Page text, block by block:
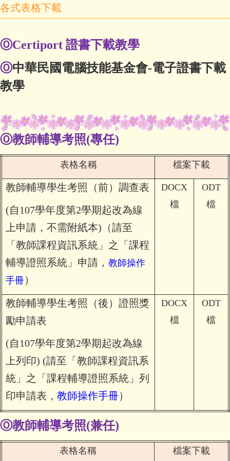
各式表格下載
ⓄCertiport 證書下載教學
Ⓞ中華民國電腦技能基金會-電子證書下載
教學
Ⓞ教師輔導考照(專任)
表格名稱 檔案下載
教師輔導學生考照（前）調查表
(自107學年度第2學期起改為線
上申請，不需附紙本)（請至
「教師課程資訊系統」之「課程
輔導證照系統」申請，教師操作
手冊）
DOCX
檔
ODT
檔
教師輔導學生考照（後）證照獎
勵申請表
(自107學年度第2學期起改為線
上列印) (請至「教師課程資訊系
統」之「課程輔導證照系統」列
印申請表，教師操作手冊）
DOCX
檔
ODT
檔
Ⓞ教師輔導考照(兼任)
表格名稱 檔案下載